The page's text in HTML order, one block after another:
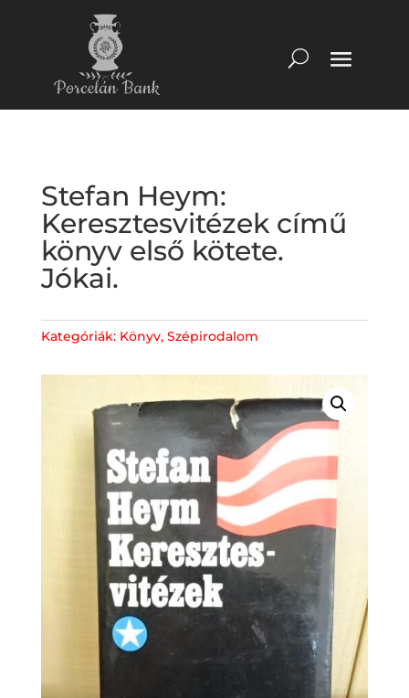
Stefan Heym:
Keresztesvitézek című
könyv első kötete.
Jókai.
Kategóriák: Könyv, Szépirodalom